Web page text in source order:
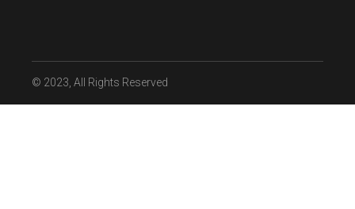
© 2023 , All Rights Reserved